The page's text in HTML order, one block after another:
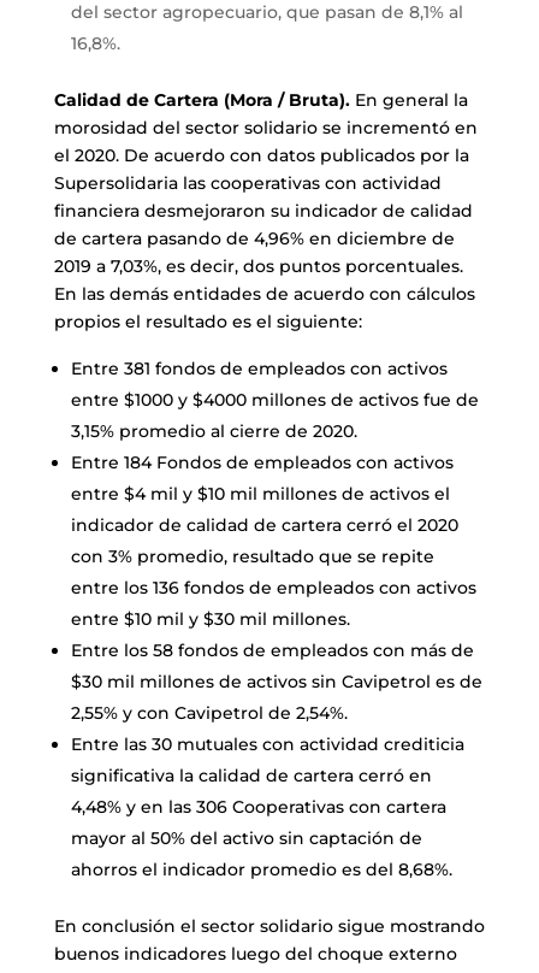
del sector agropecuario, que pasan de 8,1% al
16,8%.
Calidad de Cartera (Mora / Bruta).En general la
morosidad del sector solidario se incrementó en
el 2020. De acuerdo con datos publicados por la
Supersolidaria las cooperativas con actividad
financiera desmejoraron su indicador de calidad
de cartera pasando de 4,96% en diciembre de
2019 a 7,03%, es decir, dos puntos porcentuales.
En las demás entidades de acuerdo con cálculos
propios el resultado es el siguiente:
Entre 381 fondos de empleados con activos
entre $1000 y $4000 millones de activos fue de
3,15% promedio al cierre de 2020.
Entre 184 Fondos de empleados con activos
entre $4 mil y $10 mil millones de activos el
indicador de calidad de cartera cerró el 2020
con 3% promedio, resultado que se repite
entre los 136 fondos de empleados con activos
entre $10 mil y $30 mil millones.
Entre los 58 fondos de empleados con más de
$30 mil millones de activos sin Cavipetrol es de
2,55% y con Cavipetrol de 2,54%.
Entre las 30 mutuales con actividad crediticia
significativa la calidad de cartera cerró en
4,48% y en las 306 Cooperativas con cartera
mayor al 50% del activo sin captación de
ahorros el indicador promedio es del 8,68%.
En conclusión el sector solidario sigue mostrando
buenos indicadores luego del choque externo